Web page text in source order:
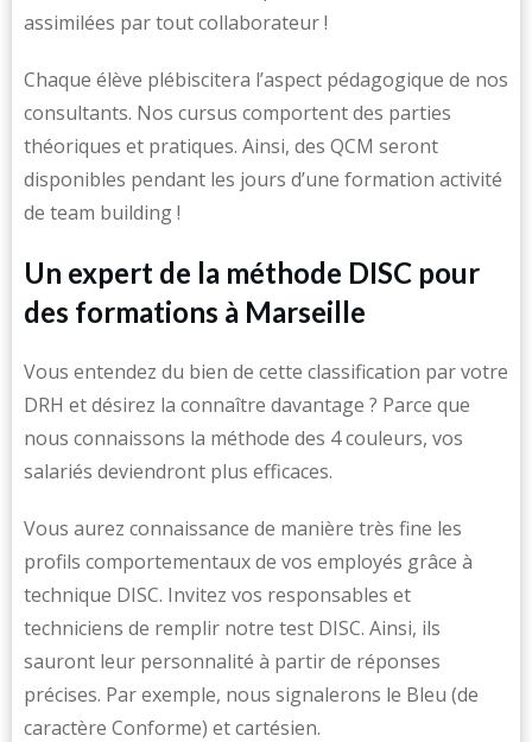
assimilées par tout collaborateur !
Chaque élève plébiscitera l’aspect pédagogique de nos
consultants. Nos cursus comportent des parties
théoriques et pratiques. Ainsi, des QCM seront
disponibles pendant les jours d’une formation activité
de team building !
Un expert de la méthode DISC pour
des formations à Marseille
Vous entendez du bien de cette classification par votre
DRH et désirez la connaître davantage ? Parce que
nous connaissons la méthode des 4 couleurs, vos
salariés deviendront plus efficaces.
Vous aurez connaissance de manière très fine les
profils comportementaux de vos employés grâce à
technique DISC. Invitez vos responsables et
techniciens de remplir notre test DISC. Ainsi, ils
sauront leur personnalité à partir de réponses
précises. Par exemple, nous signalerons le Bleu (de
caractère Conforme) et cartésien.